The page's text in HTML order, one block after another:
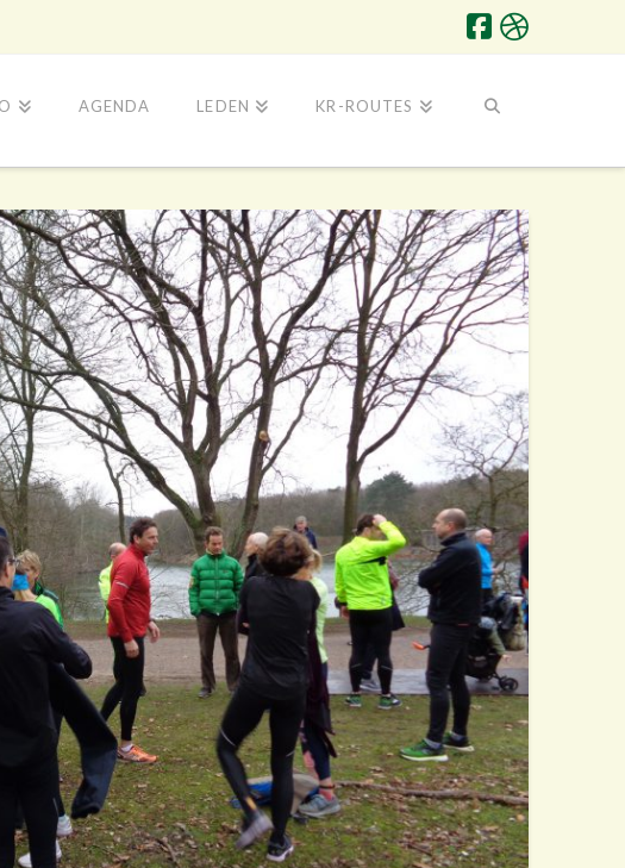
AGENDA LEDEN KR-ROUTES